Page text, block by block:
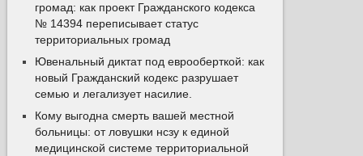
громад: как проект Гражданского кодекса
№ 14394 переписывает статус
территориальных громад
Ювенальный диктат под еврооберткой: как
новый Гражданский кодекс разрушает
семью и легализует насилие.
Кому выгодна смерть вашей местной
больницы: от ловушки нсзу к единой
медицинской системе территориальной